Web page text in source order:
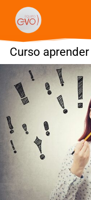
Curso